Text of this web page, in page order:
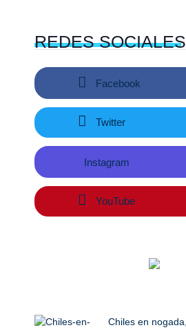
REDESSOCIALES
Facebook
Twitter
Instagram
YouTube
Chiles en